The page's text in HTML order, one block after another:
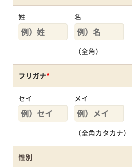
姓 名
（全角）
フリガナ*
セイ メイ
（全角カタカナ）
性別